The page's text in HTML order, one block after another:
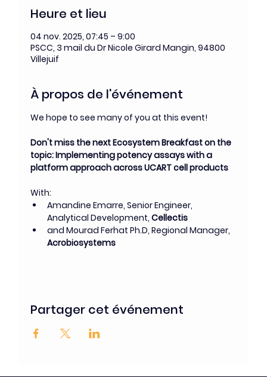
Heure et lieu
04 nov. 2025, 07:45 – 9:00
PSCC, 3 mail du Dr Nicole Girard Mangin, 94800
Villejuif
À propos de l'événement
We hope to see many of you at this event!
Don't miss the next Ecosystem Breakfast on the
topic: Implementing potency assays with a
platform approach across UCART cell products
With:
Amandine Emarre, Senior Engineer,
Analytical Development, Cellectis
and Mourad Ferhat Ph.D, Regional Manager,
Acrobiosystems
Partager cet événement